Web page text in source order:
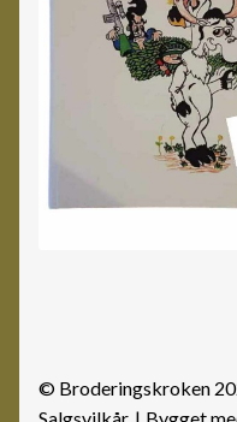
© Broderingskroken
Salgsvilkår
Bygget